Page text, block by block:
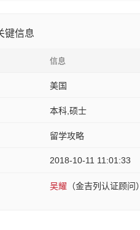
键信息
信息
美国
本科,硕士
留学攻略
2018-10-11 11:01:33
吴耀 （金吉列认证顾问）